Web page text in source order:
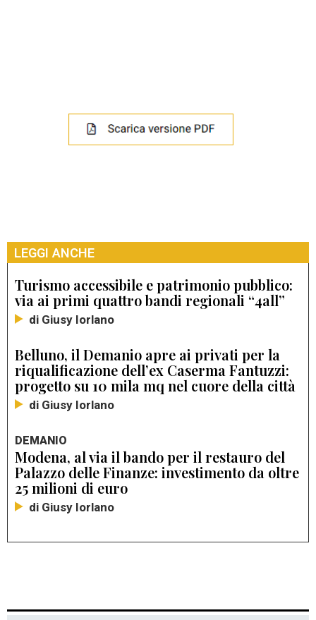
LEGGI ANCHE
Turismo accessibile e patrimonio pubblico:
via ai primi quattro bandi regionali “4all”
di Giusy Iorlano
Belluno, il Demanio apre ai privati per la
riqualificazione dell’ex Caserma Fantuzzi:
progetto su 10 mila mq nel cuore della città
di Giusy Iorlano
DEMANIO
Modena, al via il bando per il restauro del
Palazzo delle Finanze: investimento da oltre
25 milioni di euro
di Giusy Iorlano